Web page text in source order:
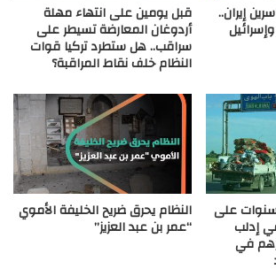
إيران.. قبل يومين على انتهاء مهلة
أردوغان المعارضة تسيطر على
سراقب.. هل ستطرد تركيا قوات
النظام خلف نقاط المراقبة؟
على
إدلب
في
النظام يحرق ضريح الخليفة الأموي
“عمر بن عبد العزيز”